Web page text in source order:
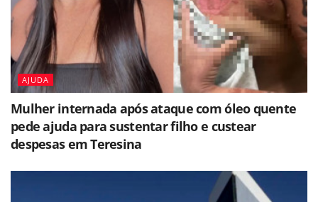
AJUDA
Mulher internada após ataque com óleo quente
pede ajuda para sustentar filho e custear
despesas em Teresina